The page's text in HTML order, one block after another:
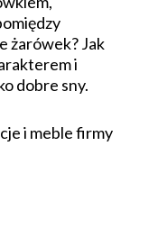
żarówek? Jak
i
dobre sny.
i meble firmy